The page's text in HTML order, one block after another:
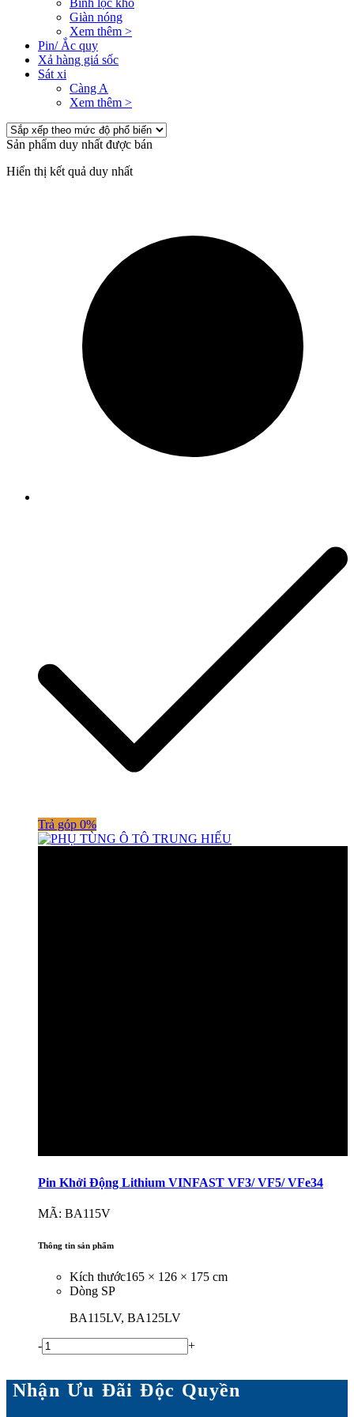
Giàn nóng
Xem thêm >
Pin/ Ắc quy
Xả hàng giá sốc
Sát xi
Càng A
Xem thêm >
Sản phẩm duy nhất được bán
Hiển thị kết quả duy nhất
Trả góp 0%
Pin Khởi Động Lithium VINFAST VF3/ VF5/ VFe34
MÃ: BA115V
Thông tin sản phẩm
Kích thước165 × 126 × 175 cm
Dòng SP
BA115LV, BA125LV
- +
Nhận Ưu Đãi Độc Quyền